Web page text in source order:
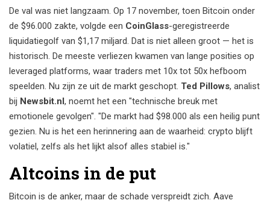
De val was niet langzaam. Op 17 november, toen Bitcoin onder
de $96.000 zakte, volgde een CoinGlass-geregistreerde
liquidatiegolf van $1,17 miljard. Dat is niet alleen groot — het is
historisch. De meeste verliezen kwamen van lange posities op
leveraged platforms, waar traders met 10x tot 50x hefboom
speelden. Nu zijn ze uit de markt geschopt. Ted Pillows, analist
bij Newsbit.nl, noemt het een "technische breuk met
emotionele gevolgen". "De markt had $98.000 als een heilig punt
gezien. Nu is het een herinnering aan de waarheid: crypto blijft
volatiel, zelfs als het lijkt alsof alles stabiel is."
Altcoins in de put
Bitcoin is de anker, maar de schade verspreidt zich. Aave